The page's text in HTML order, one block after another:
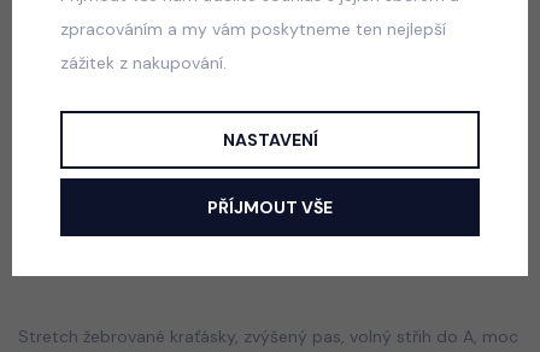
School sako + sukně blue
skladem
Popis Jak vybrat správnou velikost?
Stretch žebrované kraťásky, zvýšený pas, volný střih do A, moc
zpracováním a my vám poskytneme ten nejlepší
zážitek z nakupování.
NASTAVENÍ
PŘÍJMOUT VŠE